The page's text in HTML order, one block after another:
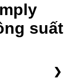
suất
❯